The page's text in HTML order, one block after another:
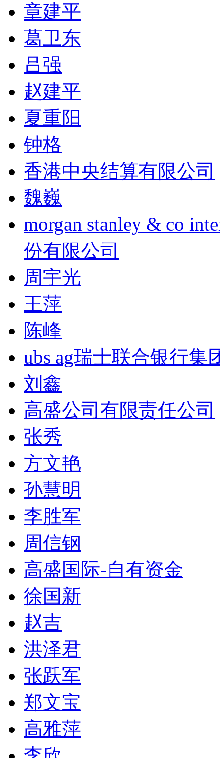
章建平
葛卫东
吕强
赵建平
夏重阳
钟格
香港中央结算有限公司
魏巍
morgan stanley & co
份有限公司
周宇光
王萍
陈峰
ubs ag瑞士联合银行集
刘鑫
高盛公司有限责任公司
张秀
方文艳
孙慧明
李胜军
周信钢
高盛国际-自有资金
徐国新
赵吉
洪泽君
张跃军
郑文宝
高雅萍